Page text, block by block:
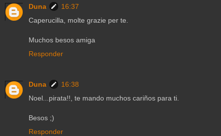
Duna
16:37
Caperucilla, molte grazie per te.
Muchos besos amiga
Responder
Duna
16:38
Noel...pirata!!, te mando muchos cariños para ti.
Besos ;)
Responder